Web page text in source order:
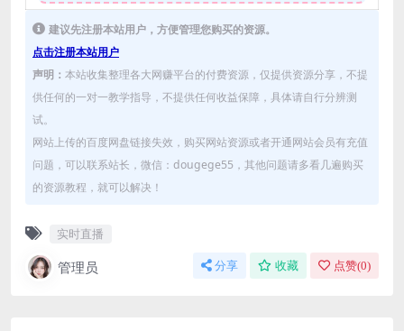
建议先注册本站用户，方便管理您购买的资源。
点击注册本站用户
声明： 本站收集整理各大网赚平台的付费资源，仅提供资源分享，不提
供任何的一对一教学指导，不提供任何收益保障，具体请自行分辨测
试。
网站上传的百度网盘链接失效，购买网站资源或者开通网站会员有充值
问题，可以联系站长，微信：dougege55，其他问题请多看几遍购买
的资源教程，就可以解决！
实时直播
管理员 分享 收藏 点赞(0)